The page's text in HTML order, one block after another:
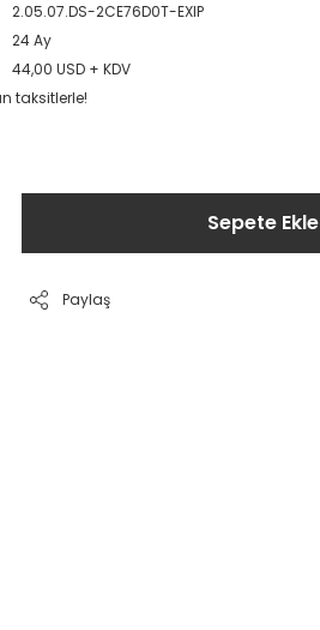
2.05.07.DS-2CE76D0T-EXIP
24 Ay
44,00 USD + KDV
taksitlerle!
Sepete Ekle
Paylaş